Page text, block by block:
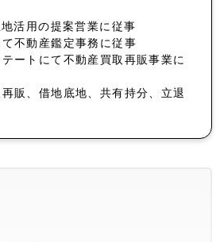
活用の提案営業に従事
不動産鑑定事務に従事
ートにて不動産買取再販事業に
販、借地底地、共有持分、立退